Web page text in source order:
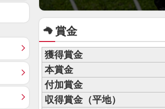
賞金
獲得賞金
本賞金
付加賞金
収得賞金（平地）